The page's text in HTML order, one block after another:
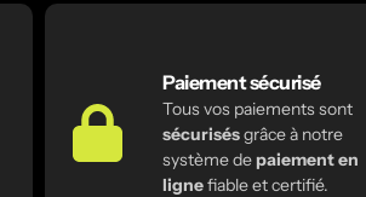
Paiement sécurisé
Tous vos paiements sont
sécurisésgrâce à notre
système depaiement en
lignefiable et certifié.